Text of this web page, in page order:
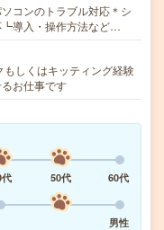
コンのトラブル対応＊シ
┗導入・操作方法など…
しくはキッティング経験
お仕事です
50代
60代
男性